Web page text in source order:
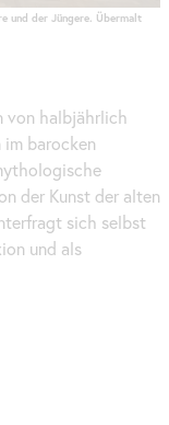
und der Jüngere. Übermalt
von halbjährlich
barocken
der Kunst der alten
sich selbst
und als